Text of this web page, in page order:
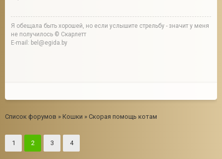
Я обещала быть хорошей, но если услышите стрельбу - значит у меня
не получилось © Скарлетт
E-mail: bel@egida.by
Список форумов » Кошки » Скорая помощь котам
1 2 3 4